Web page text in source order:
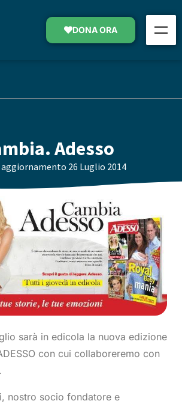
DONA ORA
Adesso
26 Luglio 2014
sarà in edicola la nuova edizione
con cui collaboreremo con
nostro socio fondatore e